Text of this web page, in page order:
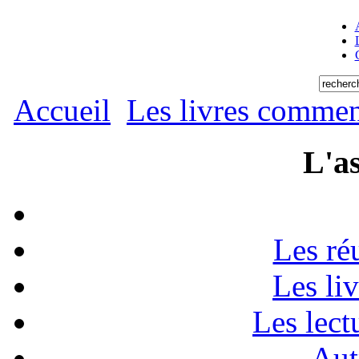
Accueil Les livres
Les
Les
Les